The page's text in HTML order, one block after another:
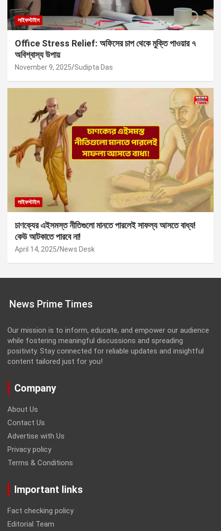
লাইফস্টাইল
Office Stress Relief: অফিসের চাপ থেকে মুক্তি পাওয়ার ৭
অবিশ্বাস্য উপায়
November 9, 2025 Sudipta Das
লাইফস্টাইল
চাণক্যের এইসমস্ত নীতিগুলো মানতে পারলেই সাফল্য আসতে বাধ্য!
কেউ আটকাতে পারবে না!
April 14, 2025 News Desk
News Prime Times
Our mission is to inform, educate, and empower our audience
while fostering meaningful discussions and spreading
positivity. Stay connected for reliable updates and insightful
content tailored just for you!
Company
About Us
Contact Us
Advertise with Us
Privacy policy
Terms & Conditions
Important links
Fact checking policy
Editorial Team